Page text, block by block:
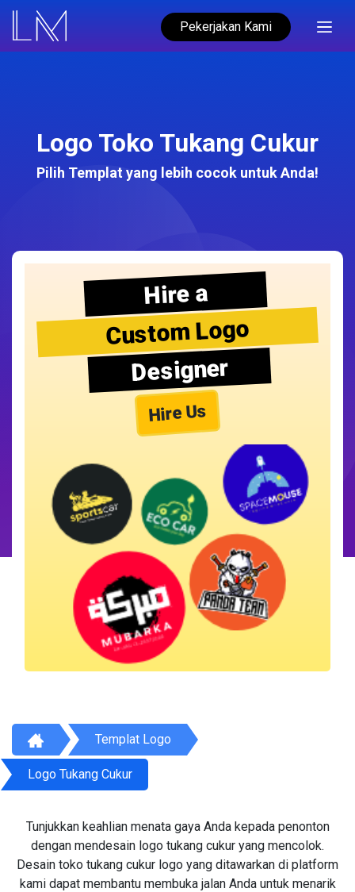
Pekerjakan Kami
Logo Toko Tukang Cukur
Pilih Templat yang lebih cocok untuk Anda!
Hire a
Custom Logo
Designer
Hire Us
Templat Logo
Logo Tukang Cukur
Tunjukkan keahlian menata gaya Anda kepada penonton
dengan mendesain logo tukang cukur yang mencolok.
Desain toko tukang cukur logo yang ditawarkan di platform
kami dapat membantu membuka jalan Anda untuk menarik